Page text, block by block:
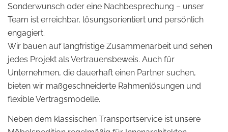
Sonderwunsch oder eine Nachbesprechung – unser
Team ist erreichbar, lösungsorientiert und persönlich
engagiert.
Wir bauen auf langfristige Zusammenarbeit und sehen
jedes Projekt als Vertrauensbeweis. Auch für
Unternehmen, die dauerhaft einen Partner suchen,
bieten wir maßgeschneiderte Rahmenlösungen und
flexible Vertragsmodelle.
Neben dem klassischen Transportservice ist unsere